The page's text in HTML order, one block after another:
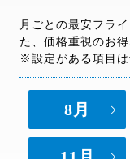
月ごとの最安フラ
た、価格重視のお
※設定がある項目は
8月